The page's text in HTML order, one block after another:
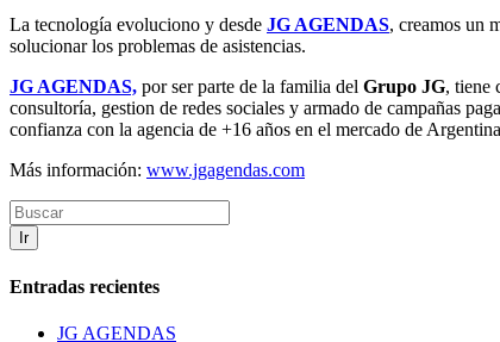
La tecnología evoluciono y desde JG AGENDAS, creamos un
solucionar los problemas de asistencias.
JG AGENDAS, por ser parte de la familia del Grupo JG, tiene
consultoría, gestion de redes sociales y armado de campañas
confianza con la agencia de +16 años en el mercado de
Más información: www.jgagendas.com
Ir
Entradas recientes
JG AGENDAS